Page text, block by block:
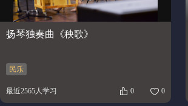
扬琴独奏曲《秧歌》
民乐
最近2565人学习 0 0